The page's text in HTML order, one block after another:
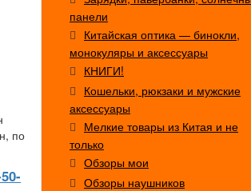
по
панели
Китайская оптика — бинокли,
монокуляры и аксессуары
КНИГИ!
Кошельки, рюкзаки и мужские
аксессуары
Мелкие товары из Китая и не
только
Обзоры мои
Обзоры наушников